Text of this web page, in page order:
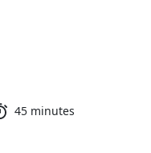
45 minutes